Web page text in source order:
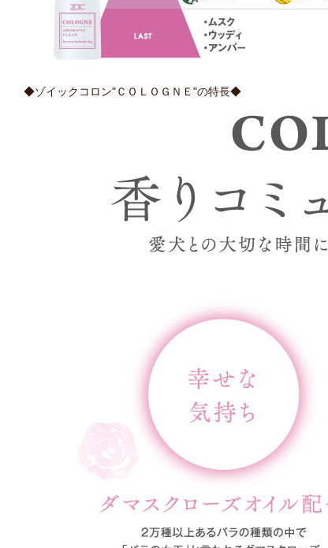
◆ゾイックコロン"ＣＯＬＯＧＮＥ"の特長◆